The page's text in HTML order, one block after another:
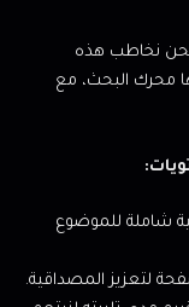
نخاطب هذه
محرك البحث، مع
شاملة للموضوع
لتعزيز المصداقية.